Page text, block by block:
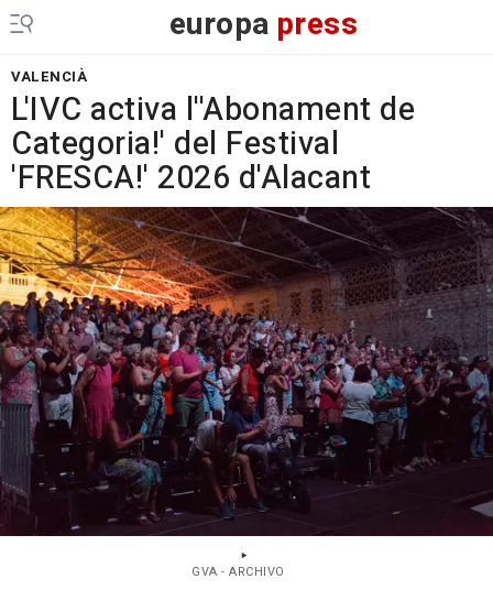
europa press
VALENCIÀ
L'IVC activa l''Abonament de
Categoria!' del Festival
'FRESCA!' 2026 d'Alacant
GVA - ARCHIVO